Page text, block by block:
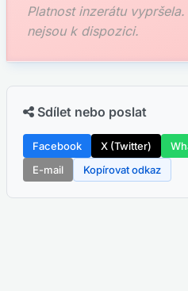
Platnost inzerátu
nejsou k dispozici.
Sdílet nebo poslat
Facebook X (Twitter)
E-mail
Kopírovat odkaz